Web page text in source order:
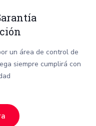
un área de control de
siempre cumplirá con